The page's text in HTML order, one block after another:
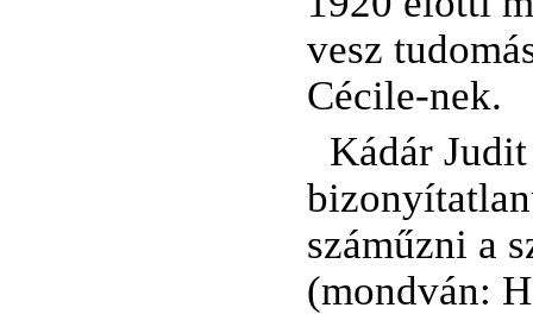
vesz
Cécile-nek.
Kádár
száműzni a
(mondván: